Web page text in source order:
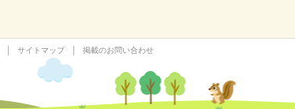
サイトマップ 掲載のお問い合わせ